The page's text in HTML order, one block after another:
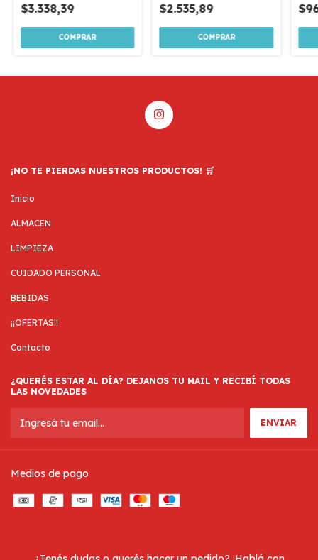
$3.338,39 $2.535,89
¡NO TE PIERDAS NUESTROS PRODUCTOS! 🛒
Inicio
ALMACEN
LIMPIEZA
CUIDADO PERSONAL
BEBIDAS
¡¡OFERTAS!!
Contacto
¿QUERÉS ESTAR AL DÍA? DEJANOS TU MAIL Y RECIBÍ TODAS
LAS NOVEDADES
Medios de pago